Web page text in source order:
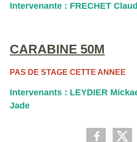
Intervenante : FRECHET
CARABINE 50M
PAS DE STAGE CETTE ANNEE
Intervenants : LEYDIER
Jade